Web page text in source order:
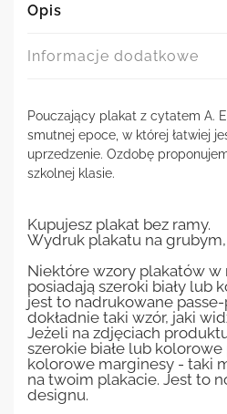
Opis
Informacje dodatkowe
Pouczający plakat z cytatem A.
smutnej epoce, w której łatwiej
uprzedzenie. Ozdobę
szkolnej klasie.
Kupujesz plakat bez ramy.
Wydruk plakatu na
Niektóre wzory plakatów w
posiadają szeroki biały lub
jest to nadrukowane
dokładnie taki wzór, jaki
Jeżeli na zdjęciach
szerokie białe lub
kolorowe marginesy - taki
na twoim plakacie. Jest to
designu.